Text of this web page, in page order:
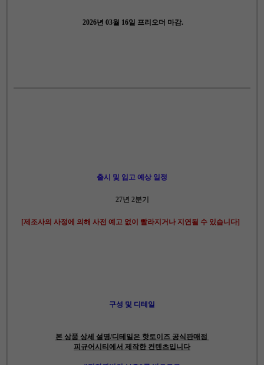
2026년 03월 16일 프리오더 마감.
출시 및 입고 예상 일정
27년 2분기
[제조사의 사정에 의해 사전 예고 없이 빨라지거나 지연될 수 있습니다]
구성 및 디테일
본 상품 상세 설명/디테일은 핫토이즈 공식판매점
피규어시티에서 제작한 컨텐츠입니다